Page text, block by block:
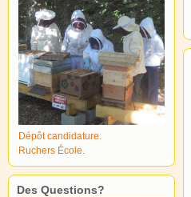
Dépôt candidature.
Ruchers École.
Des Questions?